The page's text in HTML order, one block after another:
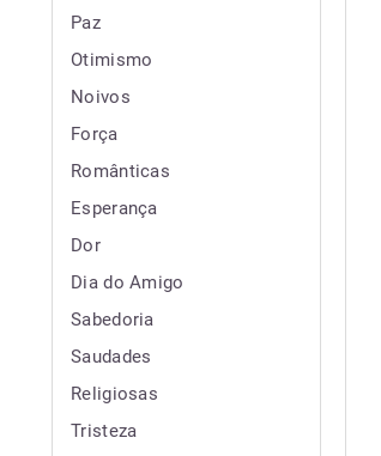
Paz
Otimismo
Noivos
Força
Românticas
Esperança
Dor
Dia do Amigo
Sabedoria
Saudades
Religiosas
Tristeza